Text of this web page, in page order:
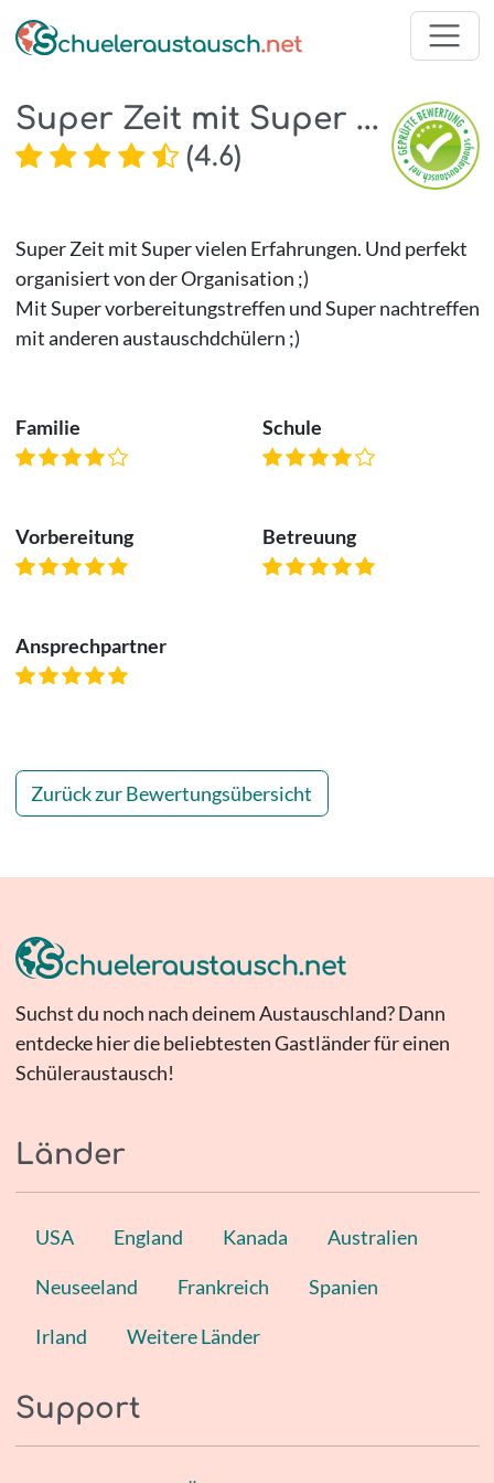
Super Zeit mit Super ...
(4.6)
Super Zeit mit Super vielen Erfahrungen. Und perfekt
organisiert von der Organisation ;)
Mit Super vorbereitungstreffen und Super nachtreffen
mit anderen austauschdchülern ;)
Familie Schule
Vorbereitung Betreuung
Ansprechpartner
Zurück zur Bewertungsübersicht
Suchst du noch nach deinem Austauschland? Dann
entdecke hier die beliebtesten Gastländer für einen
Schüleraustausch!
Länder
USA England Kanada Australien
Neuseeland Frankreich Spanien
Irland Weitere Länder
Support